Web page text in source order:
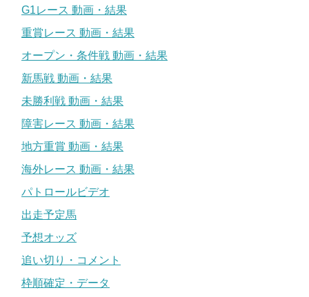
G1レース 動画・結果
重賞レース 動画・結果
オープン・条件戦 動画・結果
新馬戦 動画・結果
未勝利戦 動画・結果
障害レース 動画・結果
地方重賞 動画・結果
海外レース 動画・結果
パトロールビデオ
出走予定馬
予想オッズ
追い切り・コメント
枠順確定・データ